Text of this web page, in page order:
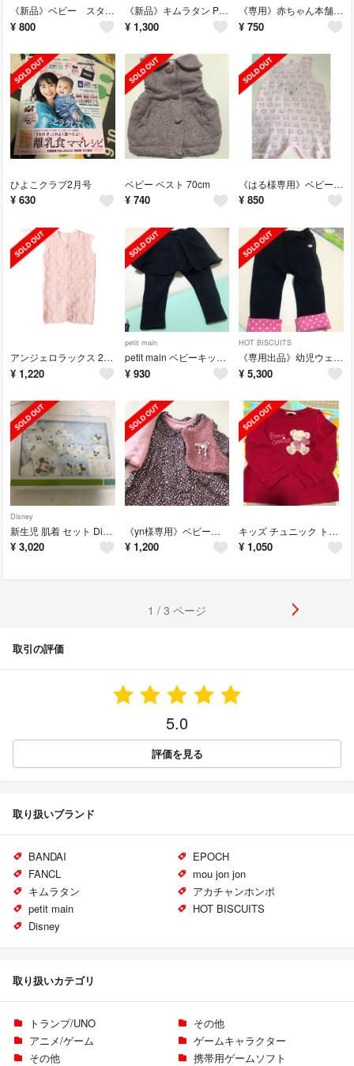
《新品》ベビー スターマイクロミニスリーパー
¥ 800
《新品》キムラタン Piccolo (ピッコロ ) 長袖Ｔシャツ 80cm
¥ 1,300
《専用》赤ちゃん本舗 ベビーロンパス 70cm
¥ 750
ひよこクラブ2月号
¥ 630
ベビー ベスト 70cm
¥ 740
《はる様専用》ベビー スリーパー パジャマ 100サイズ
¥ 850
アンジェロラックス 2wayスリーパー angerolux ベビー
¥ 1,220
petit main
petit main ベビーキッズ スカート付きレギンス
¥ 930
HOT BISCUITS
《専用出品》幼児ウェア 5点セット
¥ 5,300
Disney
新生児 肌着 セット Disney baby
¥ 3,020
《yn様専用》ベビーワンピース 90cm
¥ 1,200
キッズ チュニック トレーナー サイズ:100
¥ 1,050
1 / 3 ページ
取引の評価
5.0
評価を見る
取り扱いブランド
BANDAI
EPOCH
FANCL
mou jon jon
キムラタン
アカチャンホンポ
petit main
HOT BISCUITS
Disney
取り扱いカテゴリ
トランプ/UNO
その他
アニメ/ゲーム
ゲームキャラクター
その他
携帯用ゲームソフト